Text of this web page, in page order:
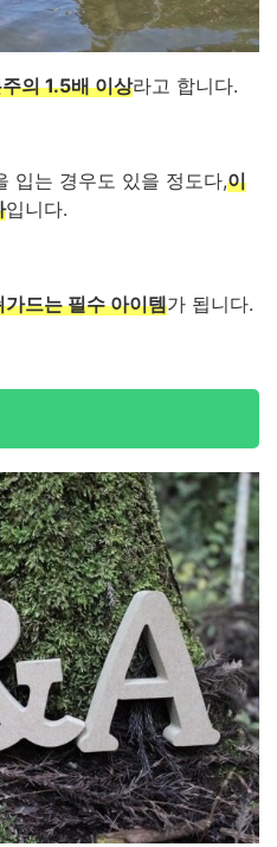
의 1.5배 이상라고 합니다.
입는 경우도 있을 정도다,이
입니다.
드는 필수 아이템가 됩니다.